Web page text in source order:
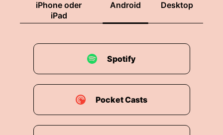
iPhone oder
iPad
Android Desktop
Spotify
Pocket Casts